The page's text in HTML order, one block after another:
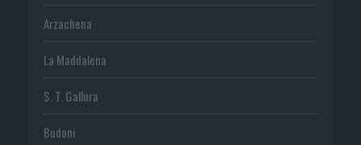
Arzachena
La Maddalena
S. T. Gallura
Budoni